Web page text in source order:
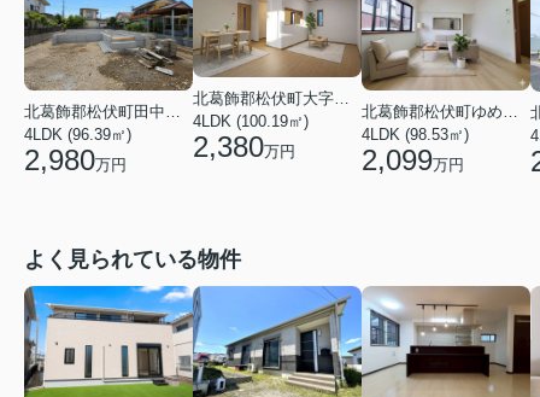
北葛飾郡松伏町田中３丁目
4LDK (96.39㎡)
2,980万円
4LDK (100.19㎡)
2,380万円
北葛飾郡松伏町ゆめみ野東２丁目
4LDK (98.53㎡)
2,099万円
よく見られている物件